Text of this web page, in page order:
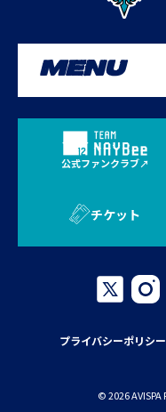
MENU
公式ファンクラブ
チケット
プライバシーポリシー
© 2026